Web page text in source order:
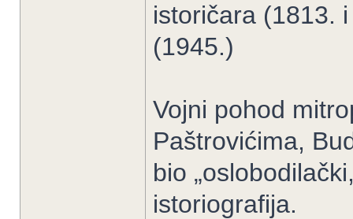
istoričara (1813.
(1945.)
Vojni pohod
Paštrovićima,
bio
istoriografija.